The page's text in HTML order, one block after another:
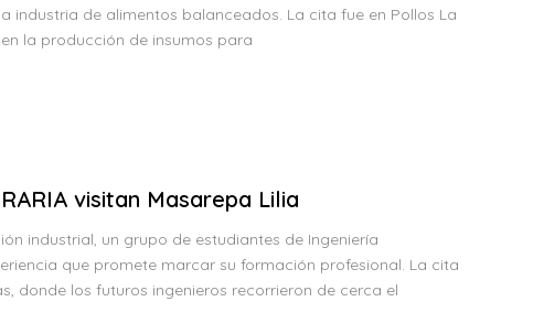
de alimentos balanceados. La cita fue en Pollos La
la producción de insumos para
visitan Masarepa Lilia
industrial, un grupo de estudiantes de Ingeniería
que promete marcar su formación profesional. La cita
donde los futuros ingenieros recorrieron de cerca el